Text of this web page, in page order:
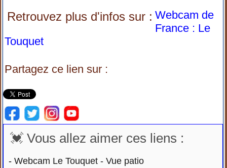
Retrouvez plus d'infos sur : Webcam de
France : Le
Touquet
Partagez ce lien sur :
💓 Vous allez aimer ces liens :
-Webcam Le Touquet - Vue patio